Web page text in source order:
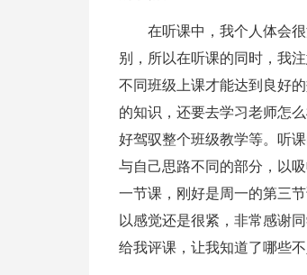
在听课中，我个人体会
别，所以在听课的同时，我
不同班级上课才能达到良好
的知识，还要去学习老师怎
好驾驭整个班级教学等。听
与自己思路不同的部分，以
一节课，刚好是周一的第三
以感觉还是很紧，非常感谢
给我评课，让我知道了哪些